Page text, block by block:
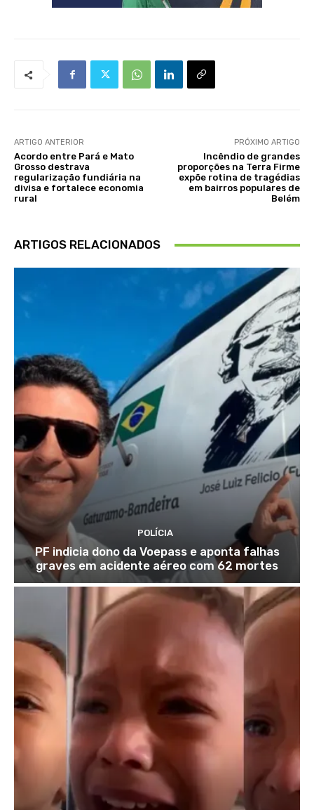
ARTIGO ANTERIOR
Acordo entre Pará e Mato
Grosso destrava
regularização fundiária na
divisa e fortalece economia
rural
PRÓXIMO ARTIGO
Incêndio de grandes
proporções na Terra Firme
expõe rotina de tragédias
em bairros populares de
Belém
ARTIGOS RELACIONADOS
POLÍCIA
PF indicia dono da Voepass e aponta falhas
graves em acidente aéreo com 62 mortes